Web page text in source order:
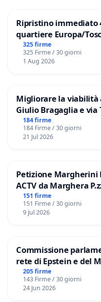
Ripristino immediato
quartiere Europa/
325 firme
325 Firme / 30 giorni
1 Aug 2026
Migliorare la viabilità
Giulio Bragaglia e via
ROMA
184 firme
184 Firme / 30 giorni
21 Jul 2026
Petizione Margherini
ACTV da Marghera
Marco Polo tariffa a €
151 firme
151 Firme / 30 giorni
9 Jul 2026
Commissione
rete di Epstein e del
Files
205 firme
143 Firme / 30 giorni
24 Jun 2026